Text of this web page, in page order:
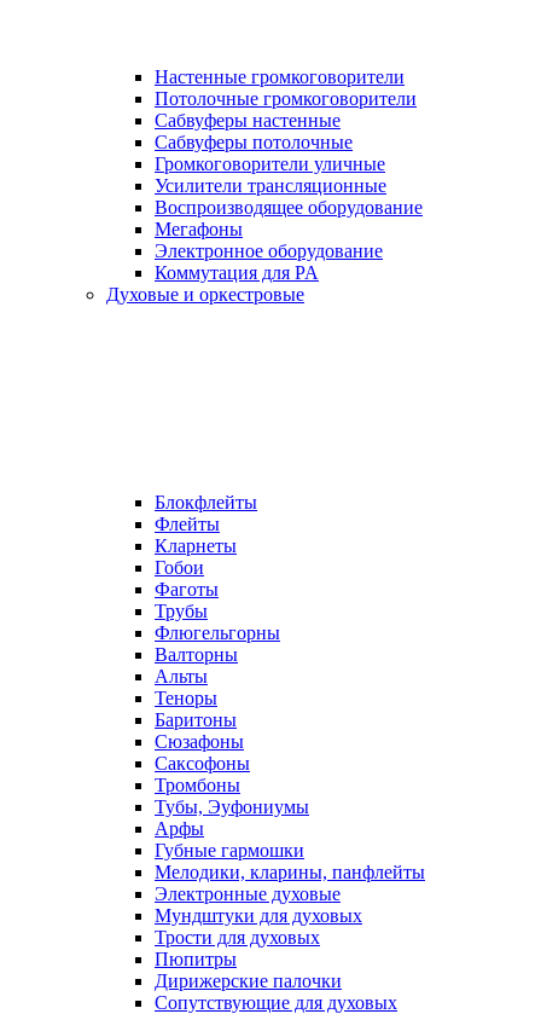
Настенные громкоговорители
Потолочные громкоговорители
Сабвуферы настенные
Сабвуферы потолочные
Громкоговорители уличные
Усилители трансляционные
Воспроизводящее оборудование
Мегафоны
Электронное оборудование
Коммутация для PA
Духовые и оркестровые
Блокфлейты
Флейты
Кларнеты
Гобои
Фаготы
Трубы
Флюгельгорны
Валторны
Альты
Теноры
Баритоны
Сюзафоны
Саксофоны
Тромбоны
Тубы, Эуфониумы
Арфы
Губные гармошки
Мелодики, кларины, панфлейты
Электронные духовые
Мундштуки для духовых
Трости для духовых
Пюпитры
Дирижерские палочки
Сопутствующие для духовых